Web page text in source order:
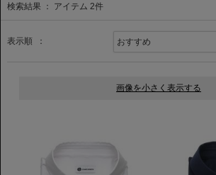
検索結果 ： アイテム 2件
表示順 ：